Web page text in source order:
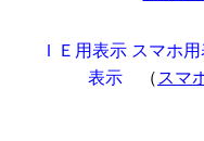
ＩＥ用表示 スマホ
表示 （スマ